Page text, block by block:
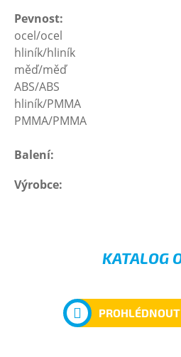
Pevnost:
ocel/ocel
hliník/hliník
měď/měď 95
ABS/ABS
hliník/PMMA
PMMA/PMMA
Balení: 80
Výrobce:
KATALOG